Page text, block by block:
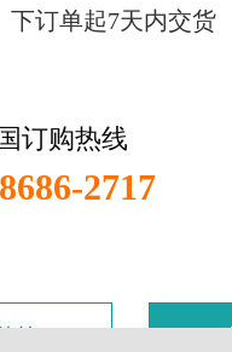
下订单起7天内交货
订购热线
2717